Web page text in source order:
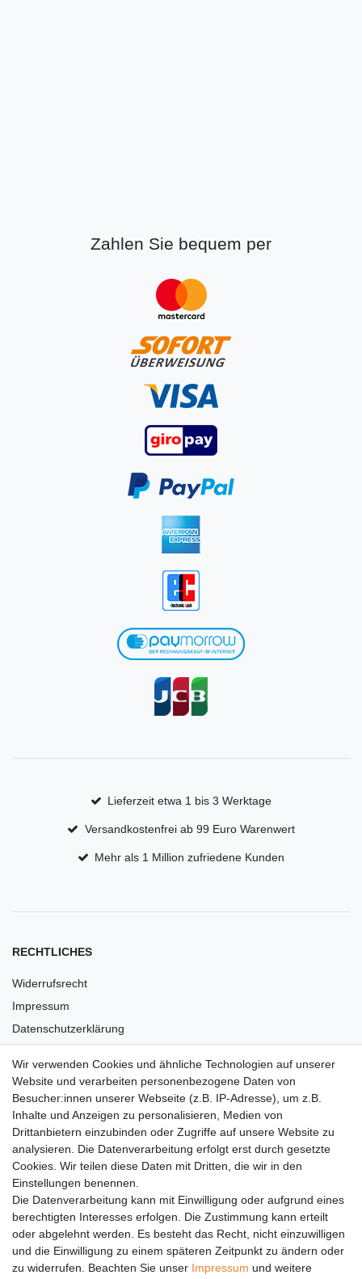
Zahlen Sie bequem per
Lieferzeit etwa 1 bis 3 Werktage
Versandkostenfrei ab 99 Euro Warenwert
Mehr als 1 Million zufriedene Kunden
RECHTLICHES
Widerrufsrecht
Impressum
Datenschutzerklärung
Versandkosten
Barrierefreiheit
Anleitungen
Vertrag widerrufen
PARTNER
DHL
GLS
Wir verwenden Cookies und ähnliche Technologien auf unserer
Website und verarbeiten personenbezogene Daten von
Besucher:innen unserer Webseite (z.B. IP-Adresse), um z.B.
Inhalte und Anzeigen zu personalisieren, Medien von
Drittanbietern einzubinden oder Zugriffe auf unsere Website zu
analysieren. Die Datenverarbeitung erfolgt erst durch gesetzte
Cookies. Wir teilen diese Daten mit Dritten, die wir in den
Einstellungen benennen.
Die Datenverarbeitung kann mit Einwilligung oder aufgrund eines
berechtigten Interesses erfolgen. Die Zustimmung kann erteilt
oder abgelehnt werden. Es besteht das Recht, nicht einzuwilligen
und die Einwilligung zu einem späteren Zeitpunkt zu ändern oder
zu widerrufen. Beachten Sie unser Impressum und weitere